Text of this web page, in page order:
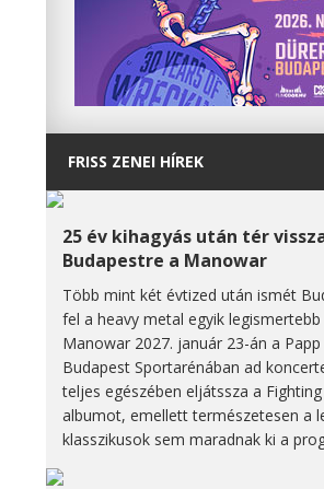
FRISS ZENEI HÍREK
25 év kihagyás után tér
Budapestre a Manowar
Több mint két évtized után ismét
fel a heavy metal egyik legismertebb
Manowar 2027. január 23-án a
Budapest Sportarénában ad
teljes egészében eljátssza a
albumot, emellett természetesen a
klasszikusok sem maradnak ki a